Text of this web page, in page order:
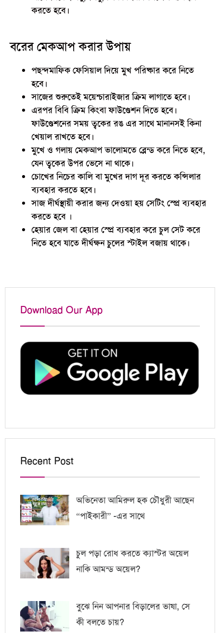
করতে হবে।
বরের মেকআপ করার উপায়
পছন্দমাফিক ফেসিয়াল দিয়ে মুখ পরিষ্কার করে নিতে
হবে।
সাজের শুরুতেই ময়েশ্চারাইজার ক্রিম লাগাতে হবে।
এরপর বিবি ক্রিম কিংবা ফাউণ্ডেশন দিতে হবে।
ফাউণ্ডেশনের সময় ত্বকের রঙ এর সাথে মানানসই কিনা
খেয়াল রাখতে হবে।
মুখে ও গলায় মেকআপ ভালোমতে ব্লেন্ড করে নিতে হবে,
যেন ত্বকের উপর ভেসে না থাকে।
চোখের নিচের কালি বা মুখের দাগ দূর করতে কন্সিলার
ব্যবহার করতে হবে।
সাজ দীর্ঘস্থায়ী করার জন্য দেওয়া হয় সেটিং স্প্রে ব্যবহার
করতে হবে ।
হেয়ার জেল বা হেয়ার স্প্রে ব্যবহার করে চুল সেট করে
নিতে হবে যাতে দীর্ঘক্ষন চুলের স্টাইল বজায় থাকে।
Download Our App
Recent Post
অভিনেতা আমিরুল হক চৌধুরী আছেন
“পাইকারী” -এর সাথে
চুল পড়া রোধ করতে ক্যাস্টর অয়েল
নাকি আমন্ড অয়েল?
বুঝে নিন আপনার বিড়ালের ভাষা, সে
কী বলতে চায়?